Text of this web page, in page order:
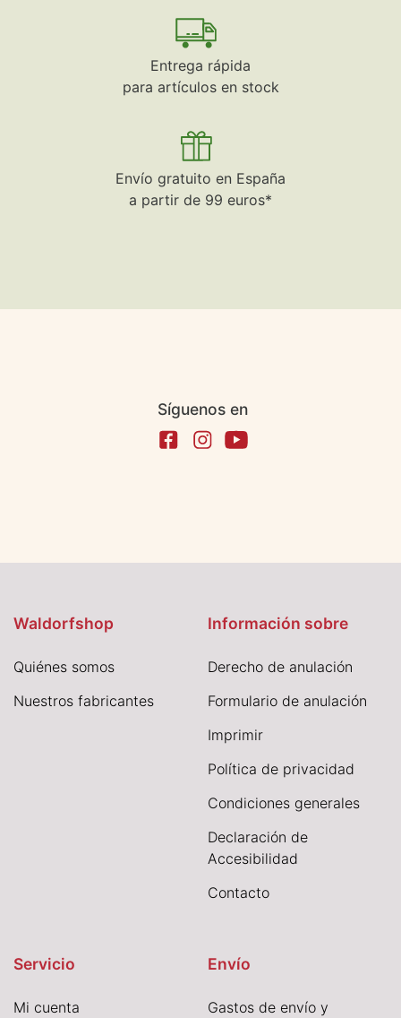
Entrega rápida
para artículos en stock
Envío gratuito en España
a partir de 99 euros*
Síguenos en
Waldorfshop
Quiénes somos
Nuestros fabricantes
Información sobre
Derecho de anulación
Formulario de anulación
Imprimir
Política de privacidad
Condiciones generales
Declaración de
Accesibilidad
Contacto
Servicio
Mi cuenta
Envío
Gastos de envío y